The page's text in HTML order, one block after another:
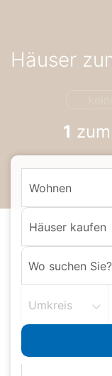
zur
Navigation
Häuser
1
Wohnen
Häuser kaufen
Umkreis